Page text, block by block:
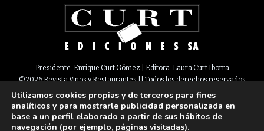
Presidente: Enrique Curt Gómez | Editora: Laura Curt Iborra
©2026 Revista Vinos y Restaurantes || Todos los derechos reservados
Newsletter Nota legal Política de Cookies Suscripción
Contacto
Paseo de Gracia, 63. 1º 2ª. 08008 Barcelona |933 180 101¦ Fax 933 183 505
Utilizamos cookies propias y de terceros para fines
analíticos y para mostrarle publicidad personalizada en
base a un perfil elaborado a partir de sus hábitos de
navegación (por ejemplo, páginas visitadas).